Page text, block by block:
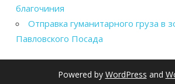
благочиния
Отправка гуманитарного груза в
Павловского Посада
Powered by WordPress and